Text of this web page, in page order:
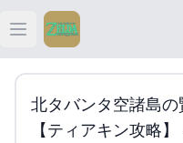
Open main menu
テ
北タバンタ空諸島
【ティアキン攻略